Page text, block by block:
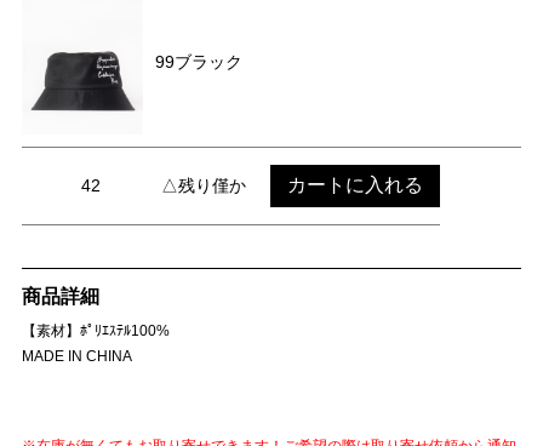
99ブラック
42 △残り僅か カートに入れる
商品詳細
【素材】ﾎﾟﾘｴｽﾃﾙ100%
MADE IN CHINA